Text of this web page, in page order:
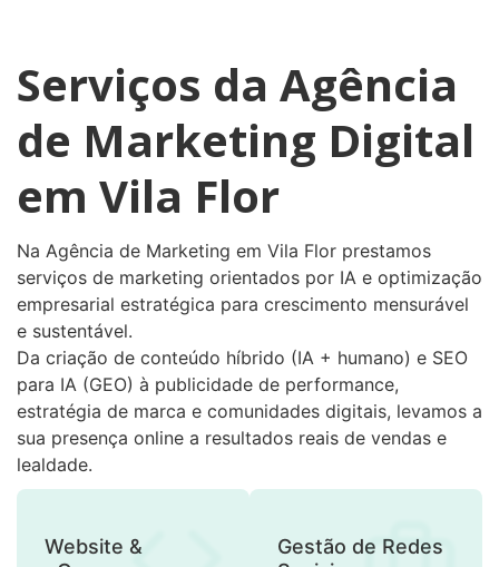
Serviços da Agência
de Marketing Digital
em Vila Flor
Na Agência de Marketing em Vila Flor prestamos
serviços de marketing orientados por IA e optimização
empresarial estratégica para crescimento mensurável
e sustentável.
Da criação de conteúdo híbrido (IA + humano) e SEO
para IA (GEO) à publicidade de performance,
estratégia de marca e comunidades digitais, levamos a
sua presença online a resultados reais de vendas e
lealdade.
Website &
Gestão de Redes